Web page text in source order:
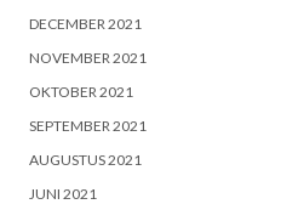
DECEMBER 2021
NOVEMBER 2021
OKTOBER 2021
SEPTEMBER 2021
AUGUSTUS 2021
JUNI 2021